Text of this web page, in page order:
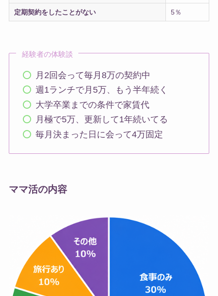
定期契約をしたことがない 5％
経験者の体験談
月2回会って毎月8万の契約中
週1ランチで月5万、もう半年続く
大学卒業までの条件で家賃代
月極で5万、更新して1年続いてる
毎月決まった日に会って4万固定
ママ活の内容